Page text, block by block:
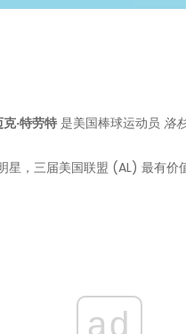
·特劳特 是美国棒球运动员 洛
，三届美国联盟 (AL) 最有价
ad